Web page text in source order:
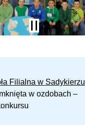
Filialna w Sadykierzu
w ozdobach –